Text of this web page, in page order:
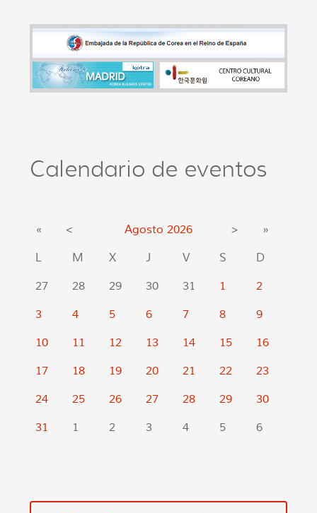
Calendario de eventos
« < Agosto 2026 >
»
L
M X J V S
D
27
28 29 30 31 1
2
3
4 5 6 7 8
9
10
11 12 13 14 15
16
17
18 19 20 21 22
23
24
25 26 27 28 29
30
31
1 2 3 4 5 6